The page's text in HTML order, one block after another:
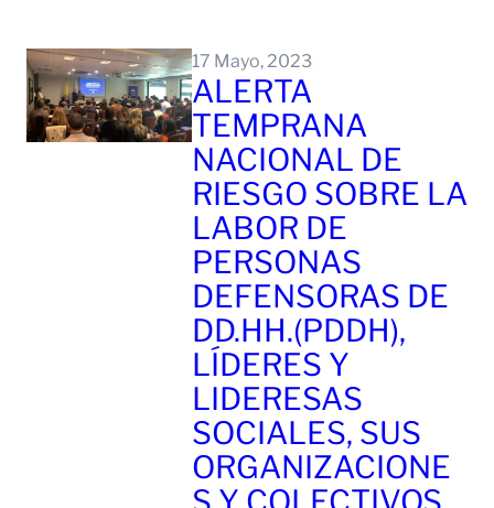
17 Mayo, 2023
ALERTA
TEMPRANA
NACIONAL DE
RIESGO SOBRE LA
LABOR DE
PERSONAS
DEFENSORAS DE
DD.HH.(PDDH),
LÍDERES Y
LIDERESAS
SOCIALES, SUS
ORGANIZACIONE